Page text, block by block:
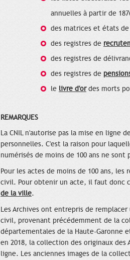
annuelles à partir de
des matrices et états de
des registres de
des registres de
des registres de
le livre d'ordes morts
REMARQUES
La CNIL n'autorise pas la mise en ligne
personnelles. C'est la raison pour
numérisés de moins de 100 ans ne sont
Pour les actes de moins de 100 ans,
civil. Pour obtenir un acte, il faut donc
de la ville.
Les Archives ont entrepris de
civil, provenant précédemment de la
départementales de la Haute-Garonne
en 2018, la collection des originaux
ligne. Les anciennes images de la